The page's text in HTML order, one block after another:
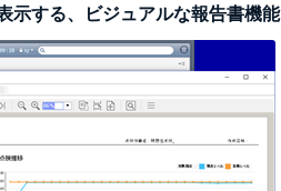
示する、ビジュアルな報告書機能